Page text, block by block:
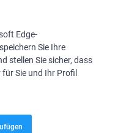
Edge-
Sie Ihre
stellen Sie sicher, dass
Sie und Ihr Profil